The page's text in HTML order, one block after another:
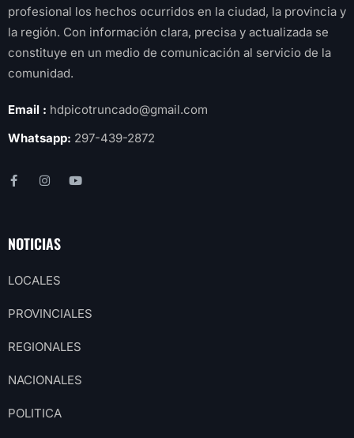
profesional los hechos ocurridos en la ciudad, la provincia y
la región. Con información clara, precisa y actualizada se
constituye en un medio de comunicación al servicio de la
comunidad.
Email : hdpicotruncado@gmail.com
Whatsapp: 297-439-2872
NOTICIAS
LOCALES
PROVINCIALES
REGIONALES
NACIONALES
POLITICA